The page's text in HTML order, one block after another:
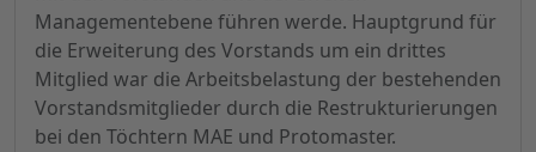
Managementebene führen werde. Hauptgrund für
die Erweiterung des Vorstands um ein drittes
Mitglied war die Arbeitsbelastung der bestehenden
Vorstandsmitglieder durch die Restrukturierungen
bei den Töchtern MAE und Protomaster.